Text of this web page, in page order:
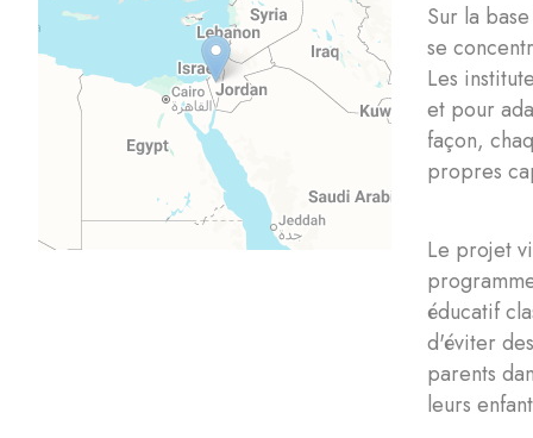
Sur la
se
Les
et pour
façon,
propres
Le projet
éducatif
d'éviter
parents
leurs